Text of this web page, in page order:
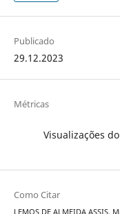
Publicado
29.12.2023
Métricas
Visualizações
Como Citar
LEMOS DE ALMEIDA ASSIS,